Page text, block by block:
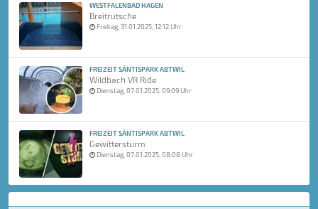
WESTFALENBAD HAGEN
Breitrutsche
Freitag, 31.01.2025, 12:12 Uhr
FREIZEIT SÄNTISPARK ABTWIL
Wildbach VR Ride
Dienstag, 07.01.2025, 09:09 Uhr
FREIZEIT SÄNTISPARK ABTWIL
Gewittersturm
Dienstag, 07.01.2025, 08:08 Uhr